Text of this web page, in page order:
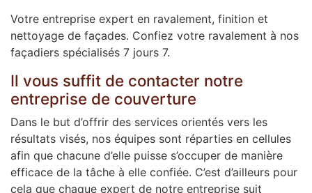
Votre entreprise expert en ravalement, finition et
nettoyage de façades. Confiez votre ravalement à nos
façadiers spécialisés 7 jours 7.
Il vous suffit de contacter notre
entreprise de couverture
Dans le but d’offrir des services orientés vers les
résultats visés, nos équipes sont réparties en cellules
afin que chacune d’elle puisse s’occuper de manière
efficace de la tâche à elle confiée. C’est d’ailleurs pour
cela que chaque expert de notre entreprise suit